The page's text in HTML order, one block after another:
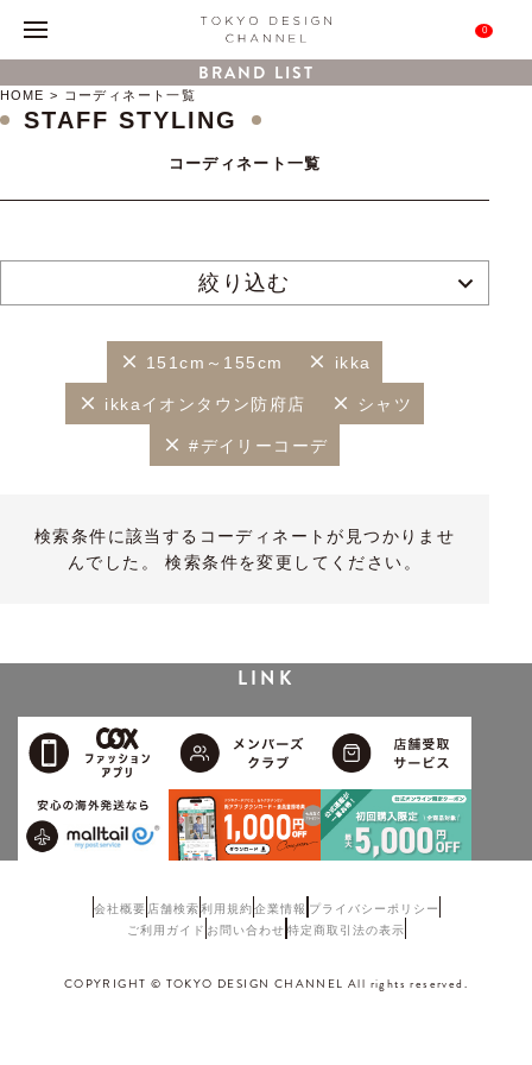
0
BRAND LIST
HOME コーディネート一覧
STAFF STYLING
コーディネート一覧
絞り込む
151cm～155cm ikka
ikkaイオンタウン防府店 シャツ
#デイリーコーデ
検索条件に該当するコーディネートが見つかりませ
んでした。 検索条件を変更してください。
LINK
会社概要 店舗検索利用規約企業情報 プライバシーポリシー
ご利用ガイド お問い合わせ 特定商取引法の表示
COPYRIGHT © TOKYO DESIGN CHANNEL All rights reserved.